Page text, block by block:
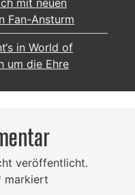
Fan-Ansturm
in World of
um die Ehre
veröffentlicht.
markiert